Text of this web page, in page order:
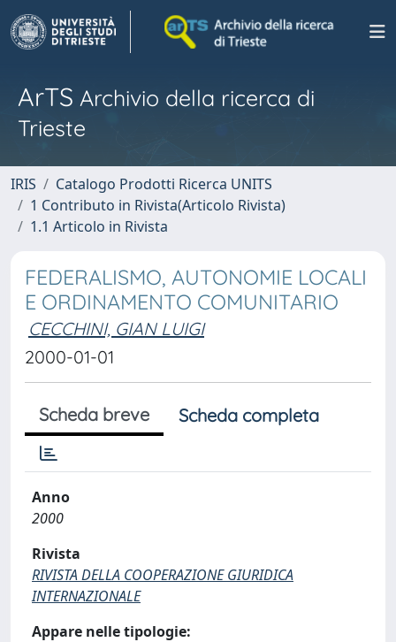
ArTS Archivio della ricerca di
Trieste
IRIS
Catalogo Prodotti Ricerca UNITS
1 Contributo in Rivista(Articolo Rivista)
1.1 Articolo in Rivista
FEDERALISMO, AUTONOMIE LOCALI
E ORDINAMENTO COMUNITARIO
CECCHINI, GIAN LUIGI
2000-01-01
Scheda breve Scheda completa
Anno
2000
Rivista
RIVISTA DELLA COOPERAZIONE GIURIDICA
INTERNAZIONALE
Appare nelle tipologie: